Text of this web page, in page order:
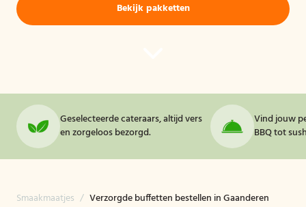
Bekijk pakketten
Geselecteerde cateraars, altijd vers
en zorgeloos bezorgd.
Vind jouw
BBQ tot
Smaakmaatjes / Verzorgde buffetten bestellen in Gaanderen